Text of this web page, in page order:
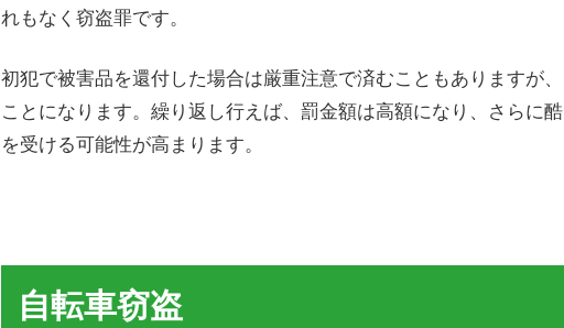
れもなく窃盗罪です。
初犯で被害品を還付した場合は厳重注意で済むこともありますが
ことになります。繰り返し行えば、罰金額は高額になり、さらに
を受ける可能性が高まります。
自転車窃盗